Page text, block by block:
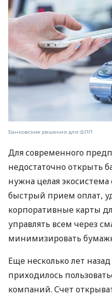
Банковские решения для ФЛП
Для современного
недостаточно открыть
нужна целая
быстрый прием оплат,
корпоративные карты
управлять всем через
минимизировать
Еще несколько лет
приходилось
компаний. Счет